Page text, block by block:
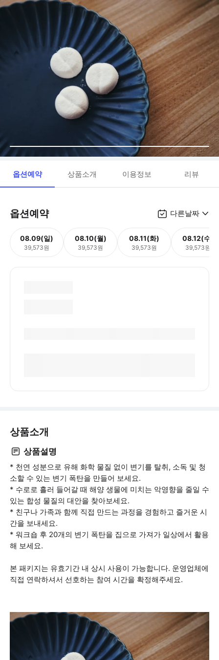
옵션예약 상품소개 이용정보 리뷰
옵션예약 다른날짜
08.09(일)
39,573원
08.10(월)
39,573원
08.11(화)
39,573원
08.12(수)
39,573원
상품소개
상품설명
* 천연 성분으로 유해 화학 물질 없이 변기를 탈취, 소독 및 청
소할 수 있는 변기 폭탄을 만들어 보세요.
* 수로로 흘러 들어갈 때 해양 생물에 미치는 악영향을 줄일 수
있는 합성 물질의 대안을 찾아보세요.
* 친구나 가족과 함께 직접 만드는 과정을 경험하고 즐거운 시
간을 보내세요.
* 워크숍 후 20개의 변기 폭탄을 집으로 가져가 일상에서 활용
해 보세요.
본 패키지는 유효기간 내 상시 사용이 가능합니다. 운영업체에
직접 연락하셔서 선호하는 참여 시간을 확정해주세요.